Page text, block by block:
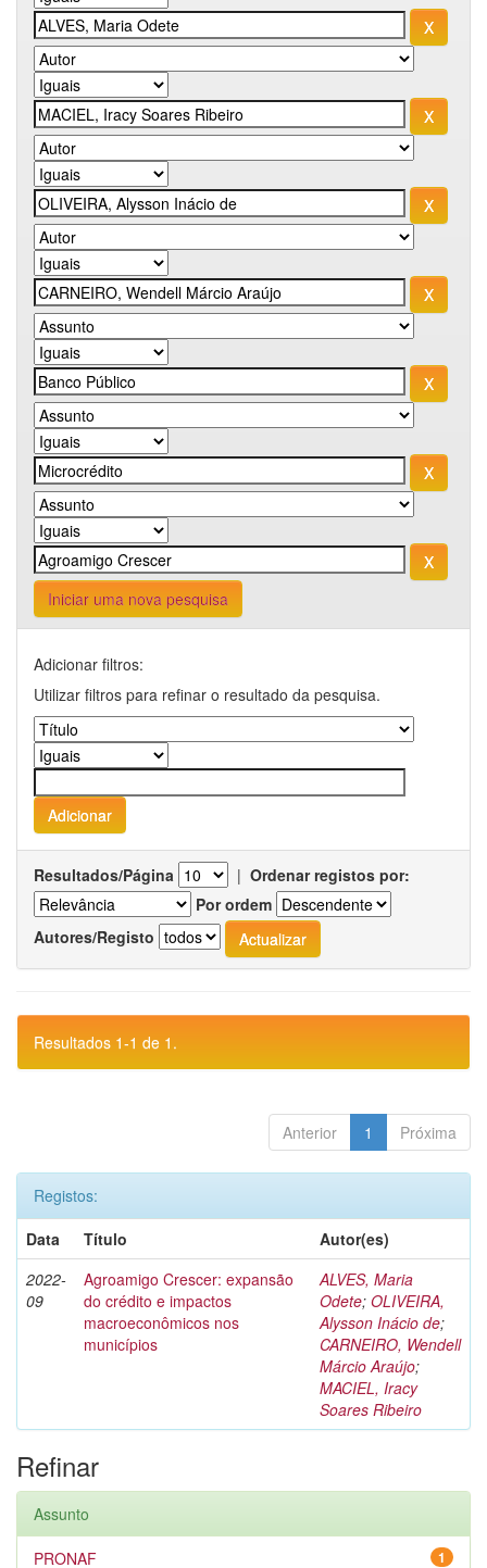
Iniciar uma nova pesquisa
Adicionar filtros:
Utilizar filtros para refinar o resultado da pesquisa.
Resultados/Página | Ordenar registos por:
Por ordem
Autores/Registo
Resultados 1-1 de 1.
Anterior 1 Próxima
Registos:
Data
Título
Autor(es)
2022-
09
Agroamigo Crescer: expansão
do crédito e impactos
macroeconômicos nos
municípios
ALVES, Maria
Odete; OLIVEIRA,
Alysson Inácio de;
CARNEIRO, Wendell
Márcio Araújo;
MACIEL, Iracy
Soares Ribeiro
Refinar
Assunto
1
PRONAF